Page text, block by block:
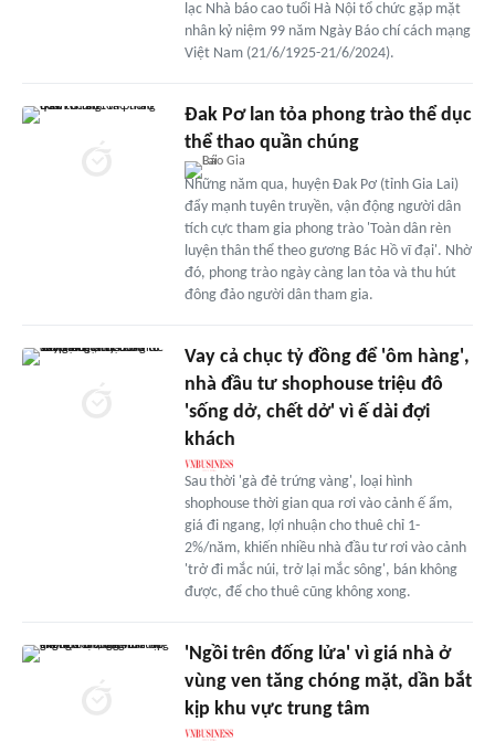
lạc Nhà báo cao tuổi Hà Nội tổ chức gặp mặt
nhân kỷ niệm 99 năm Ngày Báo chí cách mạng
Việt Nam (21/6/1925-21/6/2024).
Đak Pơ lan tỏa phong trào thể dục
thể thao quần chúng
Những năm qua, huyện Đak Pơ (tỉnh Gia Lai)
đẩy mạnh tuyên truyền, vận động người dân
tích cực tham gia phong trào 'Toàn dân rèn
luyện thân thể theo gương Bác Hồ vĩ đại'. Nhờ
đó, phong trào ngày càng lan tỏa và thu hút
đông đảo người dân tham gia.
Vay cả chục tỷ đồng để 'ôm hàng',
nhà đầu tư shophouse triệu đô
'sống dở, chết dở' vì ế dài đợi
khách
Sau thời 'gà đẻ trứng vàng', loại hình
shophouse thời gian qua rơi vào cảnh ế ẩm,
giá đi ngang, lợi nhuận cho thuê chỉ 1-
2%/năm, khiến nhiều nhà đầu tư rơi vào cảnh
'trở đi mắc núi, trở lại mắc sông', bán không
được, để cho thuê cũng không xong.
'Ngồi trên đống lửa' vì giá nhà ở
vùng ven tăng chóng mặt, dần bắt
kịp khu vực trung tâm